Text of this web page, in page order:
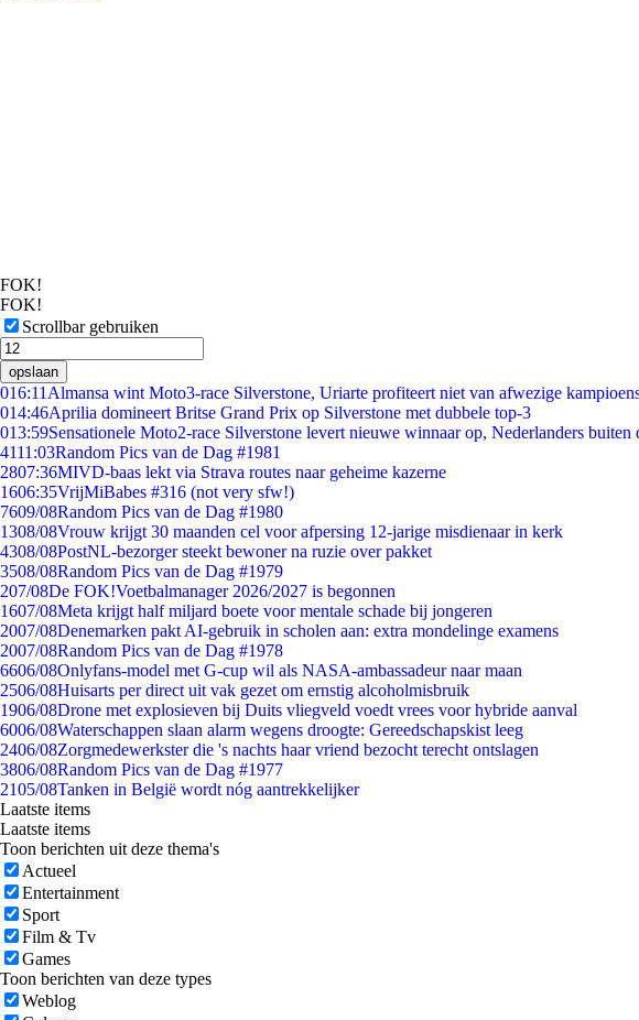
FOK!
FOK!
Scrollbar gebruiken
opslaan
016:11 Almansa wint Moto3-race Silverstone, Uriarte profiteert niet van afwezige
014:46Aprilia domineert Britse Grand Prix op Silverstone met dubbele top-3
013:59Sensationele Moto2-race Silverstone levert nieuwe winnaar op, Nederlanders buiten
4111:03Random Pics van de Dag #1981
2807:36MIVD-baas lekt via Strava routes naar geheime kazerne
1606:35VrijMiBabes #316 (not very sfw!)
7609/08Random Pics van de Dag #1980
1308/08Vrouw krijgt 30 maanden cel voor afpersing 12-jarige misdienaar in kerk
4308/08PostNL-bezorger steekt bewoner na ruzie over pakket
3508/08Random Pics van de Dag #1979
207/08De FOK!Voetbalmanager 2026/2027 is begonnen
1607/08Meta krijgt half miljard boete voor mentale schade bij jongeren
2007/08Denemarken pakt AI-gebruik in scholen aan: extra mondelinge examens
2007/08Random Pics van de Dag #1978
6606/08Onlyfans-model met G-cup wil als NASA-ambassadeur naar maan
2506/08Huisarts per direct uit vak gezet om ernstig alcoholmisbruik
1906/08Drone met explosieven bij Duits vliegveld voedt vrees voor hybride aanval
6006/08Waterschappen slaan alarm wegens droogte: Gereedschapskist leeg
2406/08Zorgmedewerkster die 's nachts haar vriend bezocht terecht ontslagen
3806/08Random Pics van de Dag #1977
2105/08Tanken in België wordt nóg aantrekkelijker
Laatste items
Laatste items
Toon berichten uit deze thema's
Actueel
Entertainment
Sport
Film & Tv
Games
Toon berichten van deze types
Weblog